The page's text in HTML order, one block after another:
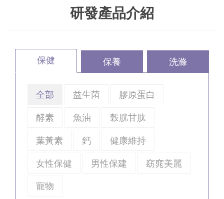
研發產品介紹
保健 保養 洗滌
全部 益生菌 膠原蛋白
酵素 魚油 穀胱甘肽
葉黃素 鈣 健康維持
女性保健 男性保建 窈窕美麗
寵物